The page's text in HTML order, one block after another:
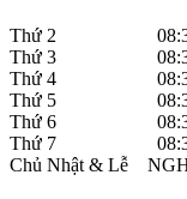
Thứ 2 08:30
Thứ 3 08:30
Thứ 4 08:30
Thứ 5 08:30
Thứ 6 08:30
Thứ 7 08:30
Chủ Nhật & Lễ